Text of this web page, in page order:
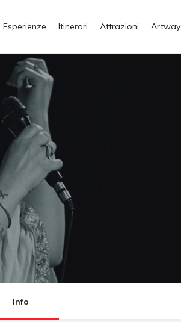
Esperienze Itinerari Attrazioni Artway
Info